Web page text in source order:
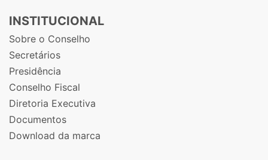
INSTITUCIONAL
Sobre o Conselho
Secretários
Presidência
Conselho Fiscal
Diretoria Executiva
Documentos
Download da marca